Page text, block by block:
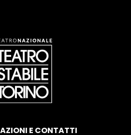
E CONTATTI